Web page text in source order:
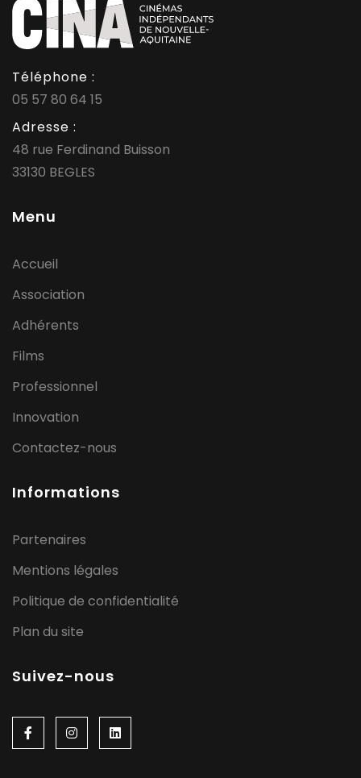
Téléphone :
05 57 80 64 15
Adresse :
48 rue Ferdinand Buisson
33130 BEGLES
Menu
Accueil
Association
Adhérents
Films
Professionnel
Innovation
Contactez-nous
Informations
Partenaires
Mentions légales
Politique de confidentialité
Plan du site
Suivez-nous